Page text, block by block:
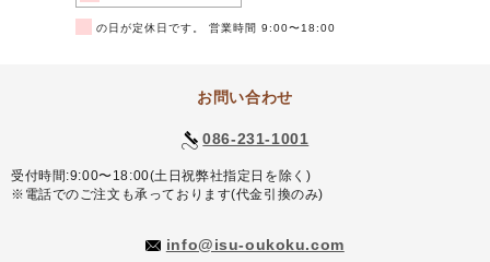
の日が定休日です。 営業時間 9:00〜18:00
お問い合わせ
086-231-1001
受付時間:9:00〜18:00(土日祝弊社指定日を除く)
※電話でのご注文も承っております(代金引換のみ)
info@isu-oukoku.com